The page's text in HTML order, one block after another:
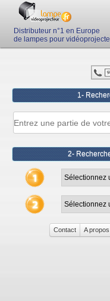
Distributeur n°1 en Europe
de lampes pour
1-
2-
Contact A